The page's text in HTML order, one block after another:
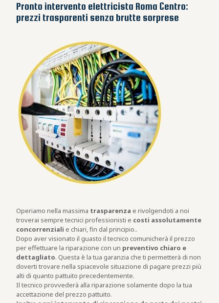
Pronto intervento elettricista Roma Centro:
prezzi trasparenti senza brutte sorprese
Operiamo nella massima trasparenza e rivolgendoti a noi
troverai sempre tecnici professionisti e costi assolutamente
concorrenziali e chiari, fin dal principio..
Dopo aver visionato il guasto il tecnico comunicherà il prezzo
per effettuare la riparazione con un preventivo chiaro e
dettagliato. Questa è la tua garanzia che ti permetterà di non
doverti trovare nella spiacevole situazione di pagare prezzi più
alti di quanto pattuito precedentemente.
Il tecnico provvederà alla riparazione solamente dopo la tua
accettazione del prezzo pattuito.